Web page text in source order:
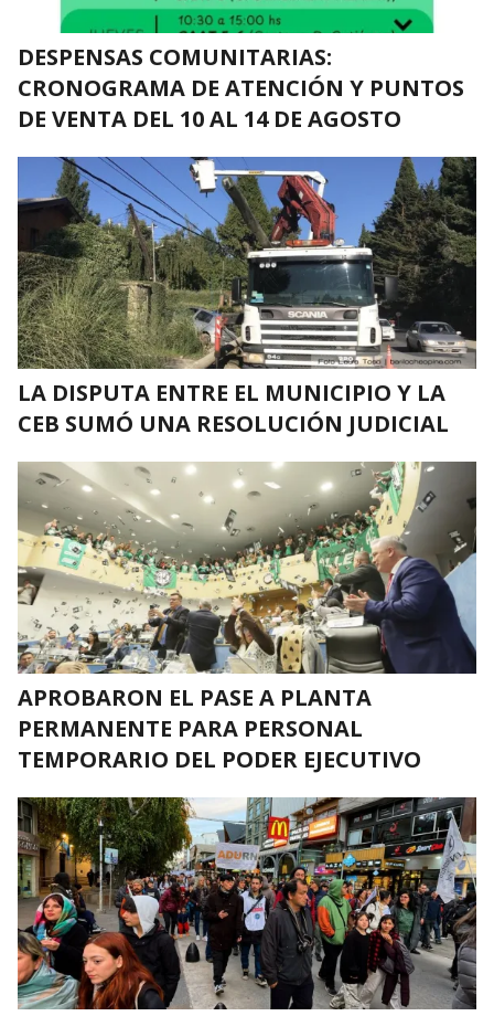
DESPENSAS COMUNITARIAS:
CRONOGRAMA DE ATENCIÓN Y PUNTOS
DE VENTA DEL 10 AL 14 DE AGOSTO
LA DISPUTA ENTRE EL MUNICIPIO Y LA
CEB SUMÓ UNA RESOLUCIÓN JUDICIAL
APROBARON EL PASE A PLANTA
PERMANENTE PARA PERSONAL
TEMPORARIO DEL PODER EJECUTIVO